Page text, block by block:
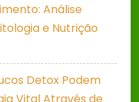
Análise
e Nutrição
Detox Podem